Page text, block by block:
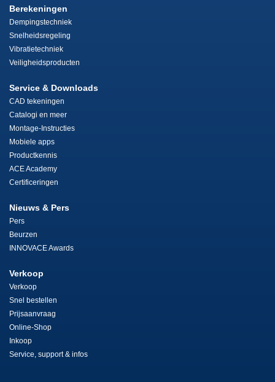
Berekeningen
Dempingstechniek
Snelheidsregeling
Vibratietechniek
Veiligheidsproducten
Service & Downloads
CAD tekeningen
Catalogi en meer
Montage-Instructies
Mobiele apps
Productkennis
ACE Academy
Certificeringen
Nieuws & Pers
Pers
Beurzen
INNOVACE Awards
Verkoop
Verkoop
Snel bestellen
Prijsaanvraag
Online-Shop
Inkoop
Service, support & infos